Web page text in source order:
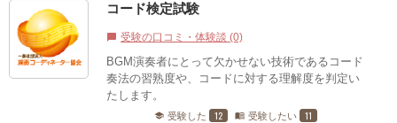
コード検定試験
chat_bubble 受験の口コミ・体験談 (0)
BGM演奏者にとって欠かせない技術であるコード
奏法の習熟度や、コードに対する理解度を判定い
たします。
school 受験した 12 menu_book 受験したい 11